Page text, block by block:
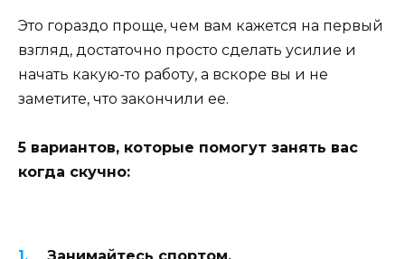
Это гораздо проще, чем вам кажется на первый
взгляд, достаточно просто сделать усилие и
начать какую-то работу, а вскоре вы и не
заметите, что закончили ее.
5 вариантов, которые помогут занять вас
когда скучно: